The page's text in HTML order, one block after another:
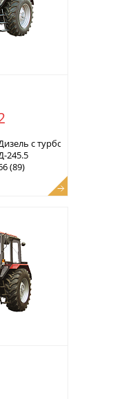
с турбонаддувом
245.5
(89)